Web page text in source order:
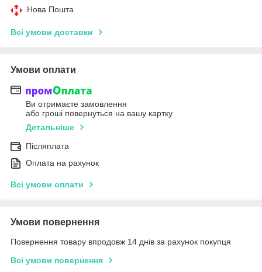
Нова Пошта
Всі умови доставки
Умови оплати
Ви отримаєте замовлення
або гроші повернуться на вашу картку
Детальніше
Післяплата
Оплата на рахунок
Всі умови оплати
Умови повернення
Повернення товару впродовж 14 днів за рахунок покупця
Всі умови повернення